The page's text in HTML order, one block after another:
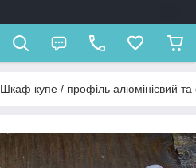
Шкаф купе / профіль алюмінієвий та